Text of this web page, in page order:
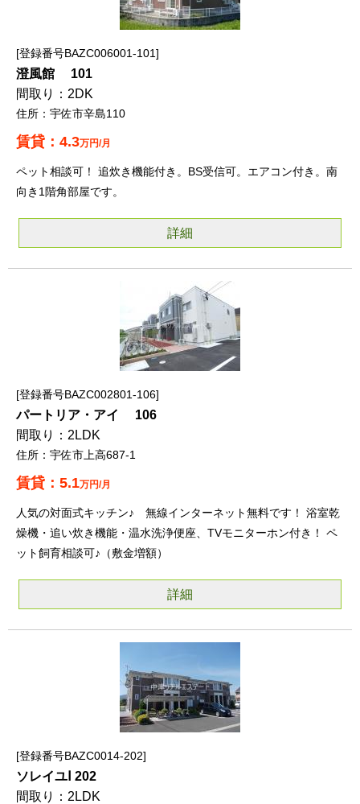
登録番号BAZC006001-101
澄風館 101
2DK
宇佐市辛島110
4.3万円/月
ペット相談可！ 追炊き機能付き。BS受信可。エアコン付き。南
向き1階角部屋です。
詳細
登録番号BAZC002801-106
パートリア・アイ 106
2LDK
宇佐市上高687-1
5.1万円/月
人気の対面式キッチン♪ 無線インターネット無料です！ 浴室乾
燥機・追い炊き機能・温水洗浄便座、TVモニターホン付き！ ペ
ット飼育相談可♪（敷金増額）
詳細
登録番号BAZC0014-202
ソレイユⅠ 202
2LDK